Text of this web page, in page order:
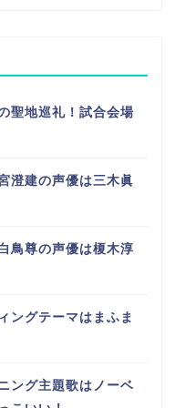
聖地巡礼！試合会場
澄建の声優は三木眞
鳥尊の声優は榎木淳
ングテーマはまふま
ング主題歌はノーベ